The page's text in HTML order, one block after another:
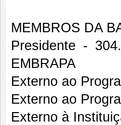
MEMBROS DA
Presidente -
EMBRAPA
Externo ao
Externo ao
Externo à